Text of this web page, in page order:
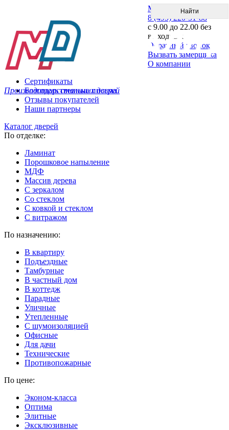
Производитель стальных дверей
Меню
8 (495) 220-51-88
с 9.00 до 22.00 без
выходных
Обратный звонок
Вызвать замерщика
О компании
Сертификаты
Благодарственные письма
Отзывы покупателей
Наши партнеры
Каталог дверей
По отделке:
Ламинат
Порошковое напыление
МДФ
Массив дерева
С зеркалом
Со стеклом
С ковкой и стеклом
С витражом
По назначению:
В квартиру
Подъездные
Тамбурные
В частный дом
В коттедж
Парадные
Уличные
Утепленные
C шумоизоляцией
Офисные
Для дачи
Технические
Противопожарные
По цене:
Эконом-класса
Оптима
Элитные
Эксклюзивные